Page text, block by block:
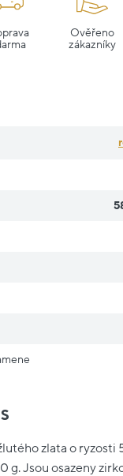
Ověřeno
zákazníky
zlata o ryzosti
g. Jsou osazeny